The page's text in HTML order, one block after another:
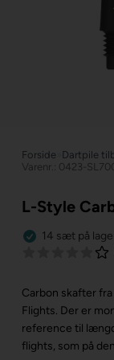
Forside Dartpile
Varenr.: 0423-
L-Style
14 sæt på
Carbon skafter
Flights. Der er
reference til
flights, som på